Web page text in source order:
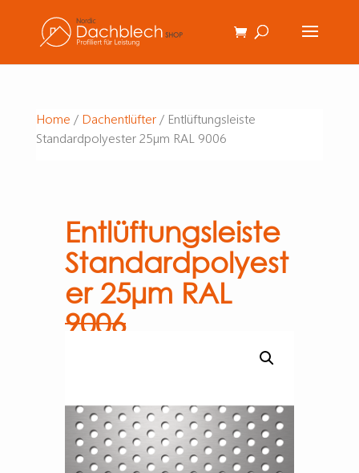
Home / Dachentlüfter/ Entlüftungsleiste
Standardpolyester 25µm RAL 9006
Entlüftungsleiste
Standardpolyest
er 25µm RAL
9006